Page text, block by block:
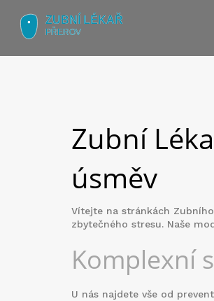
Zubní
úsměv
Vítejte na stránkách
zbytečného stresu. Naše
Komplexní
U nás najdete vše od